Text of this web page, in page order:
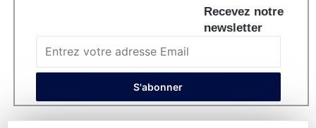
Recevez notre
newsletter